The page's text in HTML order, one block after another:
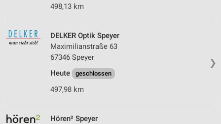
498,13 km
❯
DELKER Optik Speyer
Maximilianstraße 63
67346 Speyer
Heute
geschlossen
497,98 km
Hören² Speyer